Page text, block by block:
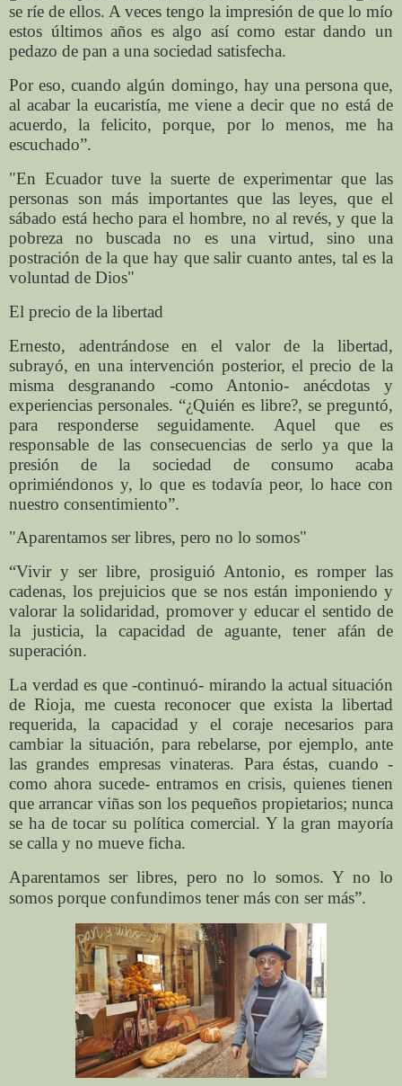
se ríe de ellos. A veces tengo la impresión de que lo mío
estos últimos años es algo así como estar dando un
pedazo de pan a una sociedad satisfecha.
Por eso, cuando algún domingo, hay una persona que,
al acabar la eucaristía, me viene a decir que no está de
acuerdo, la felicito, porque, por lo menos, me ha
escuchado”.
"En Ecuador tuve la suerte de experimentar que las
personas son más importantes que las leyes, que el
sábado está hecho para el hombre, no al revés, y que la
pobreza no buscada no es una virtud, sino una
postración de la que hay que salir cuanto antes, tal es la
voluntad de Dios"
El precio de la libertad
Ernesto, adentrándose en el valor de la libertad,
subrayó, en una intervención posterior, el precio de la
misma desgranando -como Antonio- anécdotas y
experiencias personales. “¿Quién es libre?, se preguntó,
para responderse seguidamente. Aquel que es
responsable de las consecuencias de serlo ya que la
presión de la sociedad de consumo acaba
oprimiéndonos y, lo que es todavía peor, lo hace con
nuestro consentimiento”.
"Aparentamos ser libres, pero no lo somos"
“Vivir y ser libre, prosiguió Antonio, es romper las
cadenas, los prejuicios que se nos están imponiendo y
valorar la solidaridad, promover y educar el sentido de
la justicia, la capacidad de aguante, tener afán de
superación.
La verdad es que -continuó- mirando la actual situación
de Rioja, me cuesta reconocer que exista la libertad
requerida, la capacidad y el coraje necesarios para
cambiar la situación, para rebelarse, por ejemplo, ante
las grandes empresas vinateras. Para éstas, cuando -
como ahora sucede- entramos en crisis, quienes tienen
que arrancar viñas son los pequeños propietarios; nunca
se ha de tocar su política comercial. Y la gran mayoría
se calla y no mueve ficha.
Aparentamos ser libres, pero no lo somos. Y no lo
somos porque confundimos tener más con ser más”.